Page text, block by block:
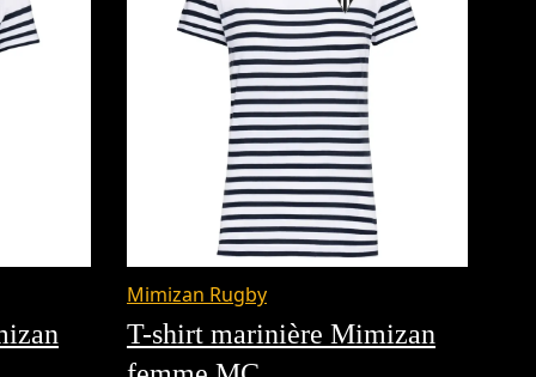
Mimizan Rugby
T-shirt marinière Mimizan